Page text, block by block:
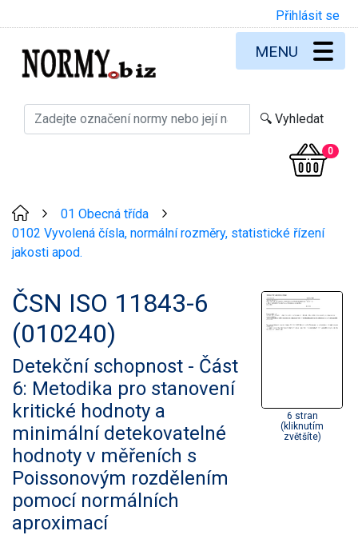
Přihlásit se
0
MENU
01 Obecná třída
0102 Vyvolená čísla, normální rozměry, statistické řízení
jakosti apod.
ČSN ISO 11843-6
(010240)
Detekční schopnost - Část
6: Metodika pro stanovení
kritické hodnoty a
minimální detekovatelné
hodnoty v měřeních s
Poissonovým rozdělením
pomocí normálních
aproximací
6 stran
(kliknutím
zvětšíte)